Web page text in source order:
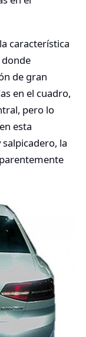
característica
de gran
en el cuadro,
pero lo
esta
la